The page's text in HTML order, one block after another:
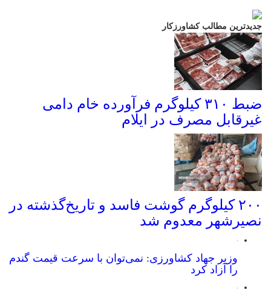
جدیدترین مطالب کشاورزکار
ضبط ۳۱۰ کیلوگرم فرآورده خام دامی
غیرقابل مصرف در ایلام
۲۰۰ کیلوگرم گوشت فاسد و تاریخ‌گذشته در
نصیرشهر معدوم شد
وزیر جهاد کشاورزی: نمی‌توان با سرعت قیمت گندم
را آزاد کرد